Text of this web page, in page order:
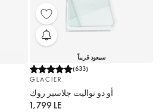
سيعود قريباً
(633)
GLACIER
أو دو تواليت جلاسير روك
1,799 LE